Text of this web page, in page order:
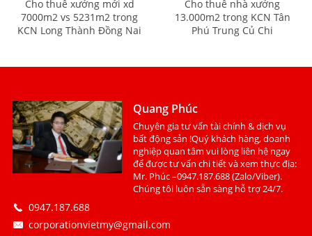
Cho thuê xưởng mới xd
7000m2 vs 5231m2 trong
KCN Long Thành Đồng Nai
Cho thuê nhà xưởng
13.000m2 trong KCN Tân
Phú Trung Củ Chi
Quang Phúc
Chuyên gia tư vấn tài chính & dịch vụ
bất động sản !Quý khách hàng, doanh
nghiệp quan tâm vui lòng liên hệ ngay
để được tư vấn chi tiết và xem thực địa:
Mr. Phúc –0947.187.688 (Zalo/Viber).
Chúng tôi luôn sẵn sàng hỗ trợ 24/7.
0947.187.688
corporationvietmy@gmail.com